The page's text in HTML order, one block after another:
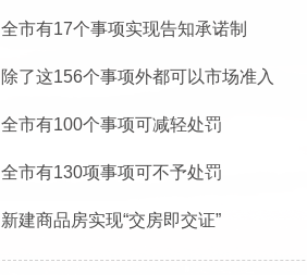
全市有17个事项实现告知承诺制
除了这156个事项外都可以市场准入
全市有100个事项可减轻处罚
全市有130项事项可不予处罚
新建商品房实现“交房即交证”